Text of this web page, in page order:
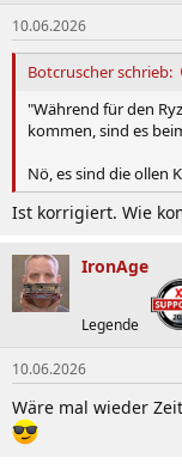
10.06.2026
Botcruscher schrieb:
"Während für den
kommen, sind es
Nö, es sind die ollen
Ist korrigiert. Wie
IronAge
Legende
10.06.2026
Wäre mal wieder